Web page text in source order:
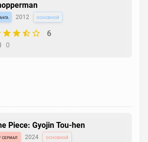
2012 основной
6
0
0Piece: Gyojin Tou-hen
2024 основной